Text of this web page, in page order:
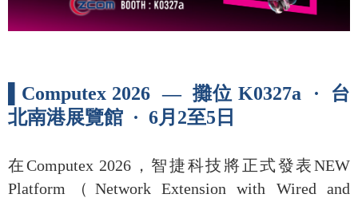
▌Computex 2026 — 攤位 K0327a · 台
北南港展覽館 · 6月2至5日
在Computex 2026，智捷科技將正式發表NEW
Platform（Network Extension with Wired and